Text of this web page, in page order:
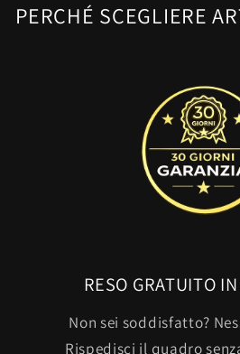
PERCHÉ SCEGLIERE
RESO GRATUITO
Non sei soddisfatto?
Rispedisci il quadro